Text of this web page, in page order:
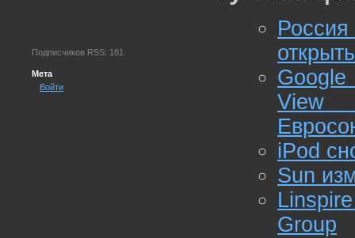
Подписчиков RSS: 181
Мета
Войти
View
iPod
Sun
Group